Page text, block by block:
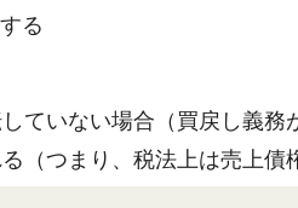
る
ていない場合（買戻し義
（つまり、税法上は売上債